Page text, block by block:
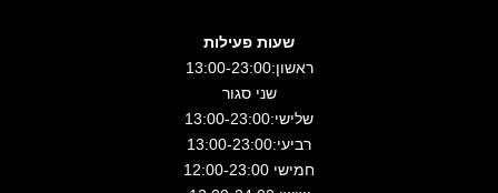
שעות פעילות
ראשון:13:00-23:00
שני סגור
שלישי:13:00-23:00
רביעי:13:00-23:00
חמישי 12:00-23:00